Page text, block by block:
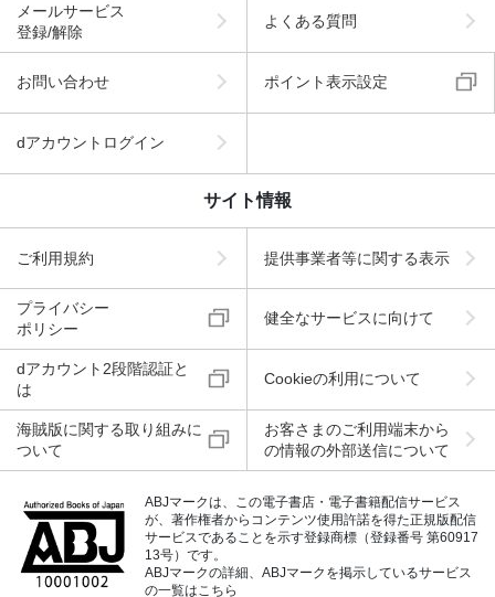
メールサービス
登録/解除
よくある質問
お問い合わせ ポイント表示設定
dアカウントログイン
サイト情報
ご利用規約 提供事業者等に関する表示
プライバシー
ポリシー
健全なサービスに向けて
dアカウント2段階認証と
は
Cookieの利用について
海賊版に関する取り組みに
ついて
お客さまのご利用端末から
の情報の外部送信について
ABJマークは、この電子書店・電子書籍配信サービス
が、著作権者からコンテンツ使用許諾を得た正規版配信
サービスであることを示す登録商標（登録番号 第60917
13号）です。
ABJマークの詳細、ABJマークを掲示しているサービス
の一覧はこちら